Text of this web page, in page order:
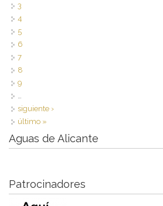
3
4
5
6
7
8
9
siguiente ›
último »
Aguas de Alicante
Patrocinadores